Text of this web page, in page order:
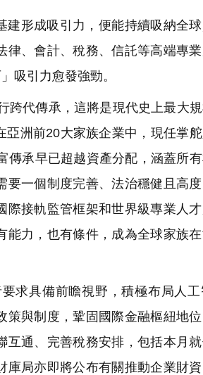
形成吸引力，便能持續吸納全
、會計、稅務、信託等高端專
吸引力愈發強勁。
跨代傳承，這將是現代史上最大
洲前20大家族企業中，現任掌
傳承早已超越資產分配，涵蓋所
一個制度完善、法治穩健且高
接軌監管框架和世界級專業人
力，也有條件，成為全球家族
求具備前瞻視野，積極布局人
與制度，鞏固國際金融樞紐地
通、完善稅務安排，包括本月就
局亦即將公布有關推動企業財